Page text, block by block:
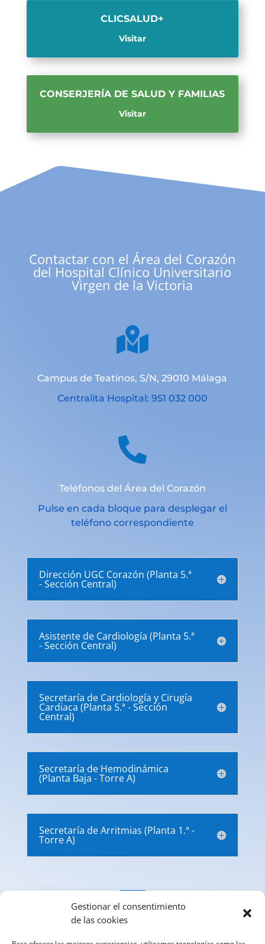
Gestionar el consentimiento
de las cookies
CLICSALUD+
Visitar
CONSERJERÍA DE SALUD Y FAMILIAS
Visitar
Contactar con el Área del Corazón
del Hospital Clínico Universitario
Virgen de la Victoria

Campus de Teatinos, S/N, 29010 Málaga
Centralita Hospital: 951 032 000

Teléfonos del Área del Corazón
Pulse en cada bloque para desplegar el
teléfono correspondiente
Dirección UGC Corazón (Planta 5.ª
- Sección Central)
Asistente de Cardiología (Planta 5.ª
- Sección Central)
Secretaría de Cardiología y Cirugía
Cardiaca (Planta 5.ª - Sección
Central)
Secretaría de Hemodinámica
(Planta Baja - Torre A)
Secretaría de Arritmias (Planta 1.ª -
Torre A)

Email